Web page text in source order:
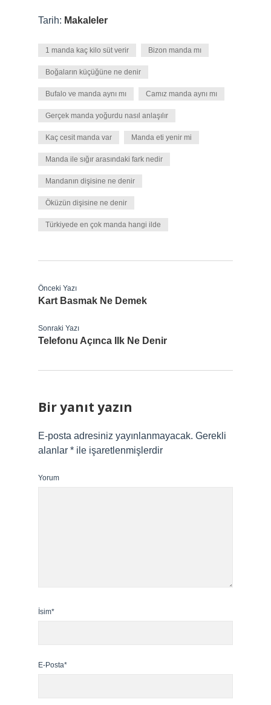
Tarih: Makaleler
1 manda kaç kilo süt verir Bizon manda mı
Boğaların küçüğüne ne denir
Bufalo ve manda aynı mı Camız manda aynı mı
Gerçek manda yoğurdu nasıl anlaşılır
Kaç cesit manda var Manda eti yenir mi
Manda ile sığır arasındaki fark nedir
Mandanın dişisine ne denir
Öküzün dişisine ne denir
Türkiyede en çok manda hangi ilde
Önceki Yazı
Kart Basmak Ne Demek
Sonraki Yazı
Telefonu Açınca Ilk Ne Denir
Bir yanıt yazın
E-posta adresiniz yayınlanmayacak. Gerekli
alanlar * ile işaretlenmişlerdir
Yorum
İsim*
E-Posta*